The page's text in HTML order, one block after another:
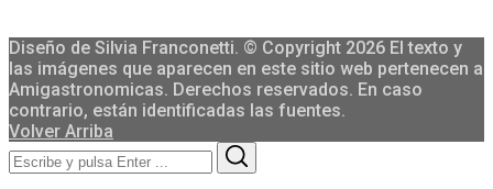
Diseño de Silvia Franconetti. © Copyright 2026 El texto y
las imágenes que aparecen en este sitio web pertenecen a
Amigastronomicas. Derechos reservados. En caso
contrario, están identificadas las fuentes.
Volver Arriba
Search
for: